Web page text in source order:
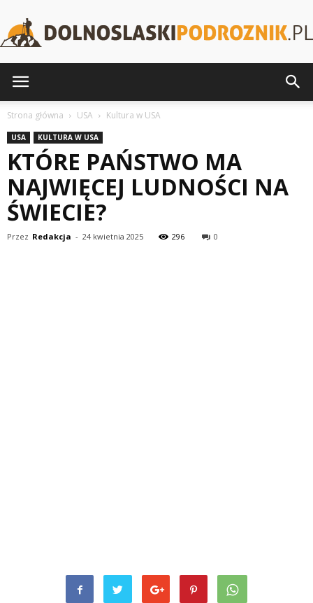
Strona główna USA Kultura w USA
USA KULTURA W USA
KTÓRE PAŃSTWO MA
NAJWIĘCEJ LUDNOŚCI NA
ŚWIECIE?
Przez Redakcja - 24 kwietnia 2025 296 0